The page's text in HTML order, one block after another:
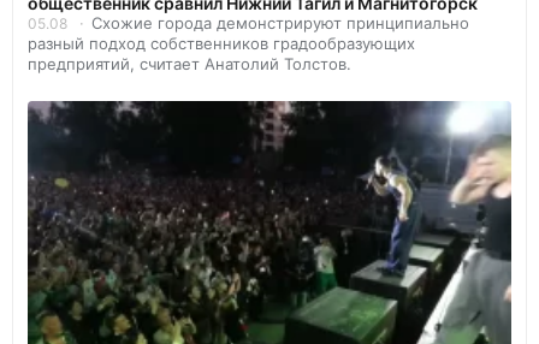
05.08
Схожие города демонстрируют принципиально
разный подход собственников градообразующих
предприятий, считает Анатолий Толстов.